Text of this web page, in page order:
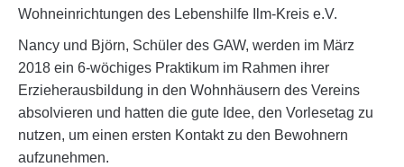
Wohneinrichtungen des Lebenshilfe Ilm-Kreis e.V.
Nancy und Björn, Schüler des GAW, werden im März
2018 ein 6-wöchiges Praktikum im Rahmen ihrer
Erzieherausbildung in den Wohnhäusern des Vereins
absolvieren und hatten die gute Idee, den Vorlesetag zu
nutzen, um einen ersten Kontakt zu den Bewohnern
aufzunehmen.